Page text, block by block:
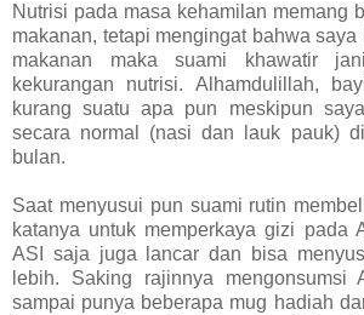
Nutrisi pada masa kehamilan memang
makanan, tetapi mengingat bahwa saya
makanan maka suami khawatir
kekurangan nutrisi. Alhamdulillah,
kurang suatu apa pun meskipun
secara normal (nasi dan lauk pauk)
bulan.
Saat menyusui pun suami rutin
katanya untuk memperkaya gizi pada
ASI saja juga lancar dan bisa
lebih. Saking rajinnya mengonsumsi
sampai punya beberapa mug hadiah